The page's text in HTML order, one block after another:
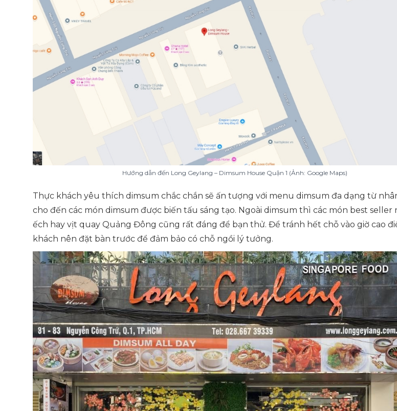
Hướng dẫn đến Long Geylang – Dimsum House Quận 1 (Ảnh: Google Maps)
Thực khách yêu thích dimsum chắc chắn sẽ ấn tượng với menu dimsum đa dạng từ
cho đến các món dimsum được biến tấu sáng tạo. Ngoài dimsum thì các món best seller
ếch hay vịt quay Quảng Đông cũng rất đáng để bạn thử. Để tránh hết chỗ vào giờ cao
khách nên đặt bàn trước để đảm bảo có chỗ ngồi lý tưởng.